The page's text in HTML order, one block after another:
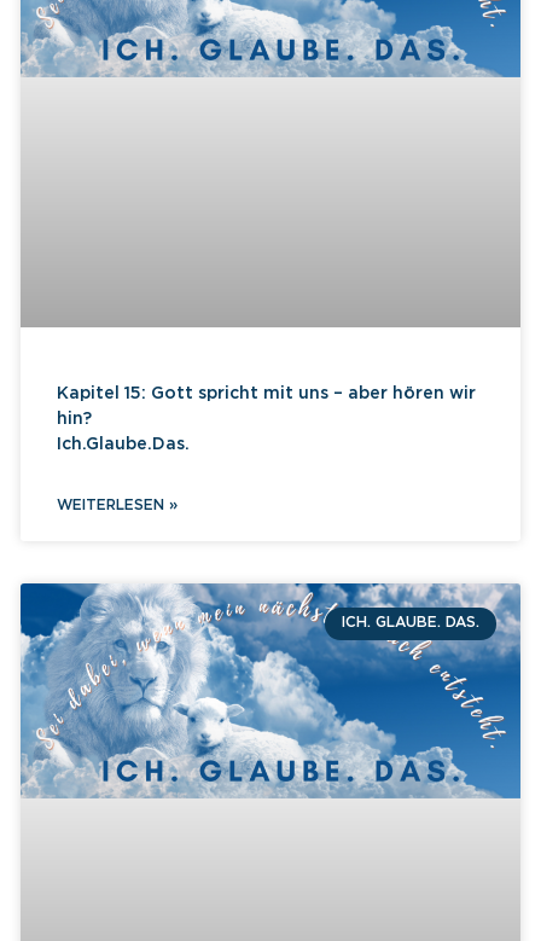
Kapitel 15: Gott spricht mit uns – aber hören wir
hin?
Ich.Glaube.Das.
WEITERLESEN »
ICH. GLAUBE. DAS.